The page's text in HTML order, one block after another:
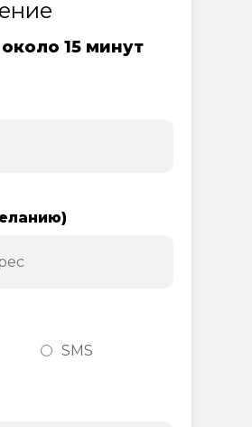
15 минут
SMS